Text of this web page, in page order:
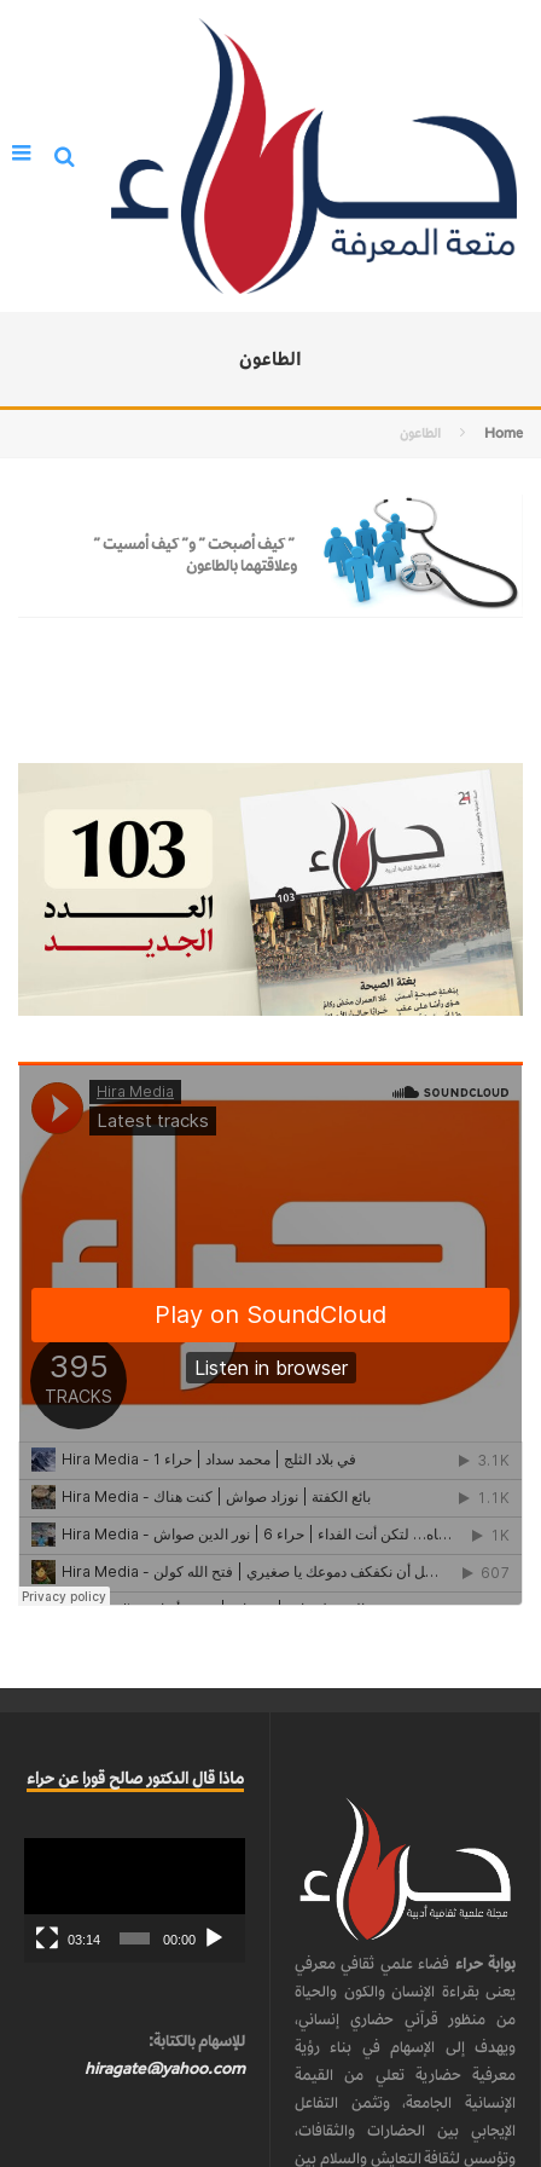
الطاعون
Home الطاعون
” كيف أصبحت ” و” كيف أمسيت ”
وعلاقتهما بالطاعون
بوابة حراء فضاء علمي ثقافي معرفي
يعنى بقراءة الإنسان والكون والحياة
من منظور قرآني حضاري إنساني،
ويهدف إلى الإسهام في بناء رؤية
معرفية حضارية تعلي من القيمة
الإنسانية الجامعة، وتثمن التفاعل
الإيجابي بين الحضارات والثقافات،
وتؤسس لثقافة التعايش والسلام بين
ماذا قال الدكتور صالح قورا عن حراء
00:00
03:14
للإسهام بالكتابة:
hiragate@yahoo.com